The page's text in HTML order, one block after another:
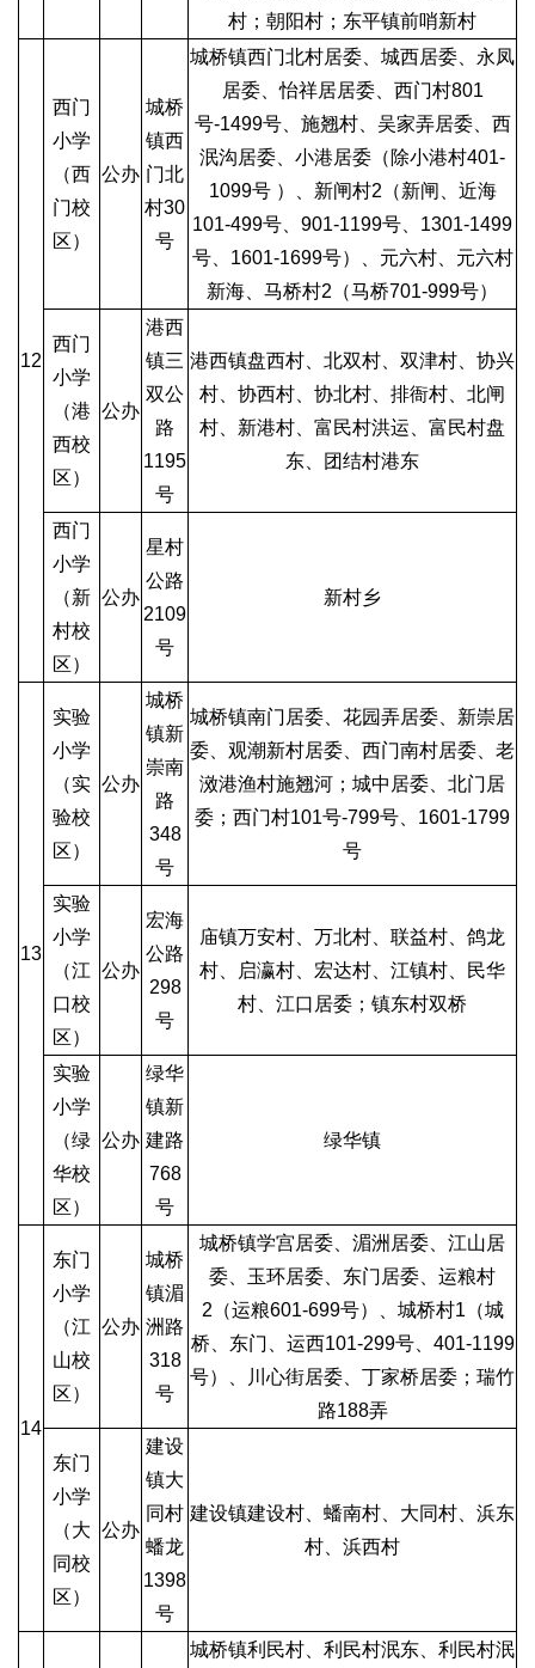
村；朝阳村；东平镇前哨新村
12
西门
小学
（西
门校
区）
公办
城桥
镇西
门北
村30
号
城桥镇西门北村居委、城西居委、永凤
居委、怡祥居居委、西门村801
号-1499号、施翘村、吴家弄居委、西
泯沟居委、小港居委（除小港村401-
1099号 ）、新闸村2（新闸、近海
101-499号、901-1199号、1301-1499
号、1601-1699号）、元六村、元六村
新海、马桥村2（马桥701-999号）
西门
小学
（港
西校
区）
公办
港西
镇三
双公
路
1195
号
港西镇盘西村、北双村、双津村、协兴
村、协西村、协北村、排衙村、北闸
村、新港村、富民村洪运、富民村盘
东、团结村港东
西门
小学
（新
村校
区）
公办
星村
公路
2109
号
新村乡
13
实验
小学
（实
验校
区）
公办
城桥
镇新
崇南
路
348
号
城桥镇南门居委、花园弄居委、新崇居
委、观潮新村居委、西门南村居委、老
滧港渔村施翘河；城中居委、北门居
委；西门村101号-799号、1601-1799
号
实验
小学
（江
口校
区）
公办
宏海
公路
298
号
庙镇万安村、万北村、联益村、鸽龙
村、启瀛村、宏达村、江镇村、民华
村、江口居委；镇东村双桥
实验
小学
（绿
华校
区）
公办
绿华
镇新
建路
768
号
绿华镇
14
东门
小学
（江
山校
区）
公办
城桥
镇湄
洲路
318
号
城桥镇学宫居委、湄洲居委、江山居
委、玉环居委、东门居委、运粮村
2（运粮601-699号）、城桥村1（城
桥、东门、运西101-299号、401-1199
号）、川心街居委、丁家桥居委；瑞竹
路188弄
东门
小学
（大
同校
区）
公办
建设
镇大
同村
蟠龙
1398
号
建设镇建设村、蟠南村、大同村、浜东
村、浜西村
城桥镇利民村、利民村泯东、利民村泯